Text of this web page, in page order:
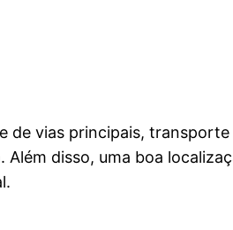
de vias principais,
disso, uma boa